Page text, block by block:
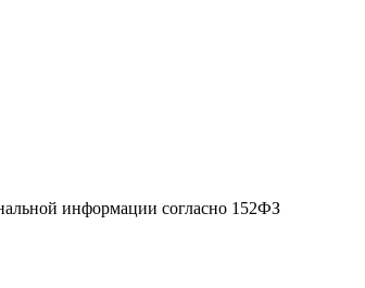
информации согласно 152ФЗ